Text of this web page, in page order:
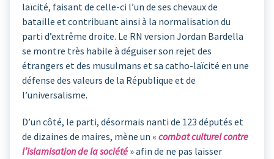
laïcité, faisant de celle-ci l’un de ses chevaux de
bataille et contribuant ainsi à la normalisation du
parti d’extrême droite. Le RN version Jordan Bardella
se montre très habile à déguiser son rejet des
étrangers et des musulmans et sa catho-laïcité en une
défense des valeurs de la République et de
l’universalisme.
D’un côté, le parti, désormais nanti de 123 députés et
de dizaines de maires, mène un « combat culturel contre
l’islamisation de la société » afin de ne pas laisser